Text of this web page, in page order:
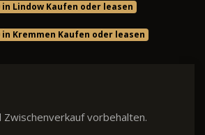
in Lindow Kaufen oder leasen
in Kremmen Kaufen oder leasen
vorbehalten.